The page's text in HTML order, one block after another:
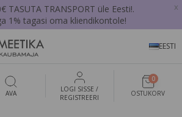
TASUTA TRANSPORT üle Eesti!.
1% tagasi oma kliendikontole!
x
EESTI
AVA
LOGI SISSE /
REGISTREERI
0
OSTUKORV